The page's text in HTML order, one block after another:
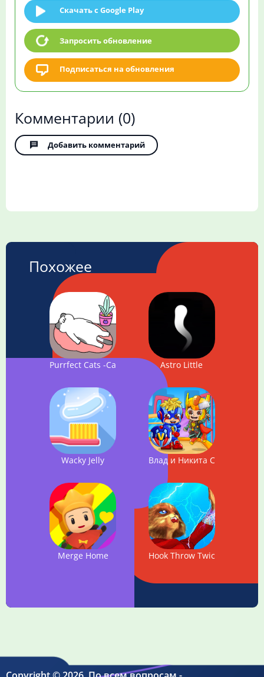
Скачать c Google Play
Запросить обновление
Подписаться на обновления
Комментарии (0)
Добавить комментарий
Похожее
Purrfect Cats -Cats are the Best-Astro Little
Wacky Jelly Влад и Никита Супергерои
Merge Home Hook Throw Twice